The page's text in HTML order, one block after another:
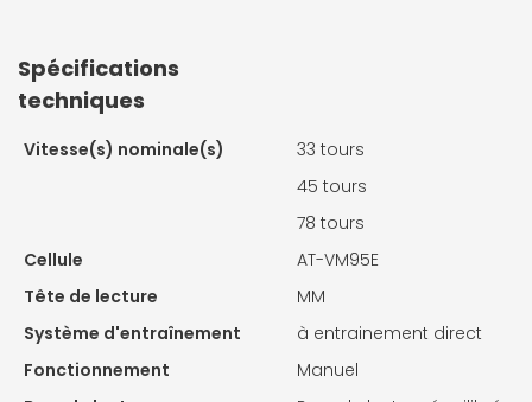
Spécifications
techniques
Vitesse(s) nominale(s)
33 tours
45 tours
78 tours
Cellule
AT-VM95E
Tête de lecture
MM
Système d'entraînement
à entrainement direct
Fonctionnement
Manuel